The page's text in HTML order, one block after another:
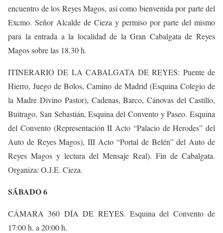
encuentro de los Reyes Magos, así como bienvenida por parte del
Excmo. Señor Alcalde de Cieza y permiso por parte del mismo
para la entrada a la localidad de la Gran Cabalgata de Reyes
Magos sobre las 18.30 h.
ITINERARIO DE LA CABALGATA DE REYES: Puente de
Hierro, Juego de Bolos, Camino de Madrid (Esquina Colegio de
la Madre Divino Pastor), Cadenas, Barco, Cánovas del Castillo,
Buitrago, San Sebastián, Esquina del Convento y Paseo. Esquina
del Convento (Representación II Acto “Palacio de Herodes” del
Auto de Reyes Magos), III Acto “Portal de Belén” del Auto de
Reyes Magos y lectura del Mensaje Real). Fin de Cabalgata.
Organiza: O.J.E. Cieza.
SÁBADO 6
CÁMARA 360 DÍA DE REYES. Esquina del Convento de
17:00 h. a 20:00 h.